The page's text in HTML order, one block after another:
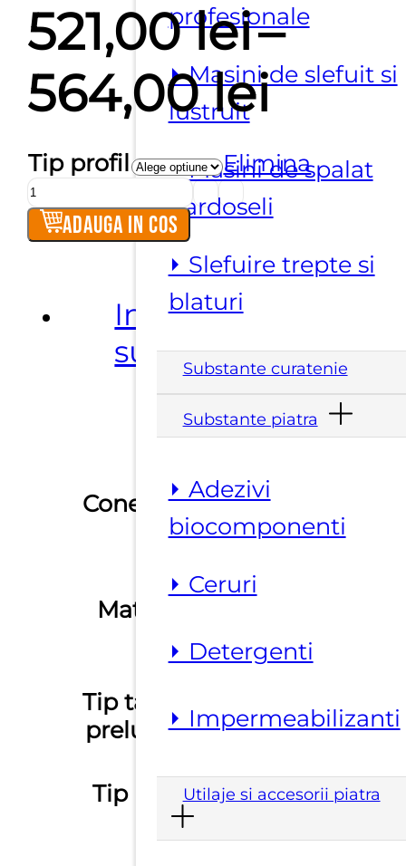
profesionale
⏵ Masini de slefuit si
lustruit
⏵ Masini de spalat
pardoseli
⏵ Slefuire trepte si
blaturi
Substante curatenie
Substante piatra
⏵ Adezivi
biocomponenti
⏵ Ceruri
⏵ Detergenti
⏵ Impermeabilizanti
Utilaje si accesorii piatra
521,00lei–
564,00lei
de
până
la
Tip profil
Elimina
Cantitate
Freze
diamantate
uscat
Adauga in cos
Informatii
suplimentare
ConexiuneM14
Material
ceramica,
marmura
Tip taiere /
prelucrare umed,uscat
Tip profil F20, F30